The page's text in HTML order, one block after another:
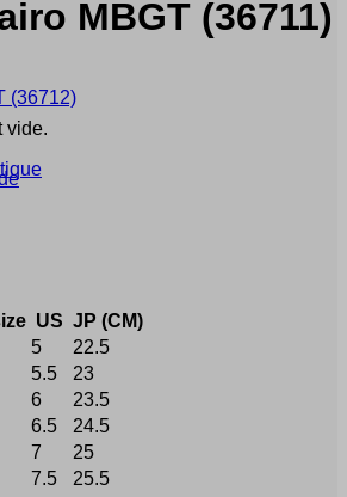
vide.
MBGT (36711)
US JP (CM)
5
22.5
5.5
23
6
23.5
6.5
24.5
7
25
7.5
25.5